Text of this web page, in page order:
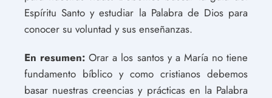
Espíritu Santo y estudiar la Palabra de Dios para
conocer su voluntad y sus enseñanzas.
En resumen:Orar a los santos y a María no tiene
fundamento bíblico y como cristianos debemos
basar nuestras creencias y prácticas en la Palabra